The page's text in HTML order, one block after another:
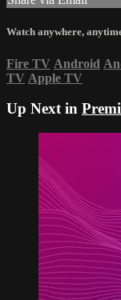
Watch anywhere,
Fire TV Android
TV Apple TV
Up Next in